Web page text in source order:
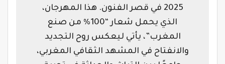
2025 في قصر الفنون. هذا المهرجان،
الذي يحمل شعار “100% من صنع
المغرب”، يأتي ليعكس روح التجديد
والانفتاح في المشهد الثقافي المغربي،